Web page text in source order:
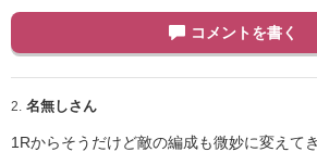
コメントを書く
2. 名無しさん
1Rからそうだけど敵の編成も微妙に変えて